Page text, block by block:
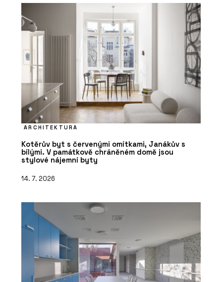
ARCHITEKTURA
Kotěrův byt s červenými omítkami, Janákův s
bílými. V památkově chráněném domě jsou
stylové nájemní byty
14. 7. 2026